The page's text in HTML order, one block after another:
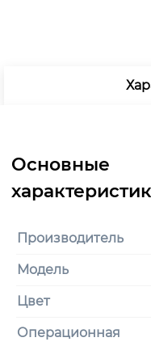
Производитель
Модель
Цвет
Операционная